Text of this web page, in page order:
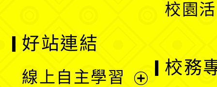
校園
好站連結
線上自主學習
校務